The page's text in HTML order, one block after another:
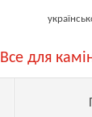
Все для